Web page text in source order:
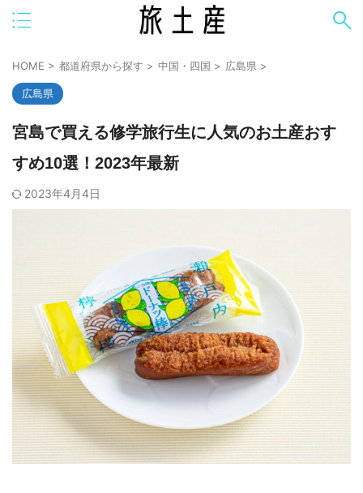
HOME > 都道府県から探す > 中国・四国 > 広島県 >
広島県
宮島で買える修学旅行生に人気のお土産おす
すめ10選！2023年最新
2023年4月4日